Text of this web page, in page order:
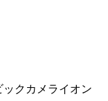
クカメライオン